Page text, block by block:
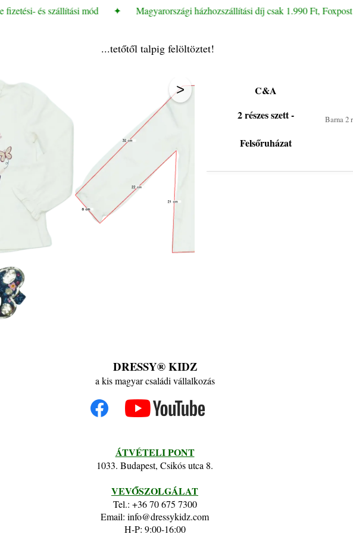
fizetési- és szállítási mód ✦ Magyarországi házhozszállítási díj csak 1.990 Ft,
...tetőtől talpig felöltöztet!
>
C&A
2 részes szett -
Felsőruházat
Barna 2
DRESSY® KIDZ
a kis magyar családi vállalkozás
ÁTVÉTELI PONT
1033. Budapest, Csikós utca 8.
VEVŐSZOLGÁLAT
Tel.: +36 70 675 7300
Email: info@dressykidz.com
H-P: 9:00-16:00